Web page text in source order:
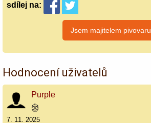
sdílej na:
Hodnocení uživatelů
Purple
7. 11. 2025